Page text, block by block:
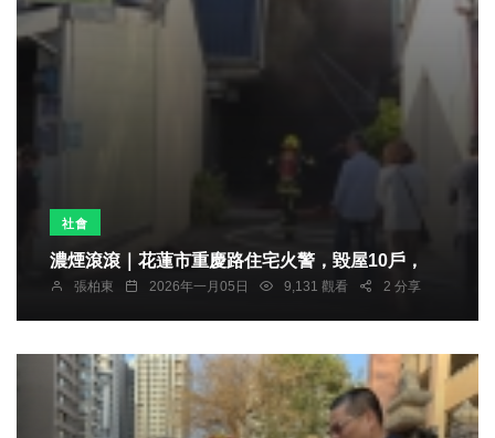
社會
濃煙滾滾｜花蓮市重慶路住宅火警，毀屋10戶，
張柏東 2026年一月05日 9,131 觀看 2 分享